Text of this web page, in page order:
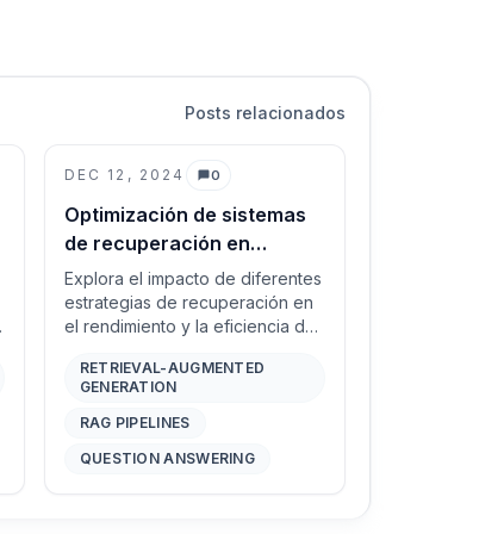
Posts relacionados
DEC 12, 2024 0
Comentarios
Optimización de sistemas
de recuperación en
pipelines RAG
Explora el impacto de diferentes
estrategias de recuperación en
el rendimiento y la eficiencia de
Aumentada por Recuperación
(RAG) en tareas posteriores
como Preguntas y Respuestas
RETRIEVAL-AUGMENTED
GENERATION
RAG PIPELINES
QUESTION ANSWERING